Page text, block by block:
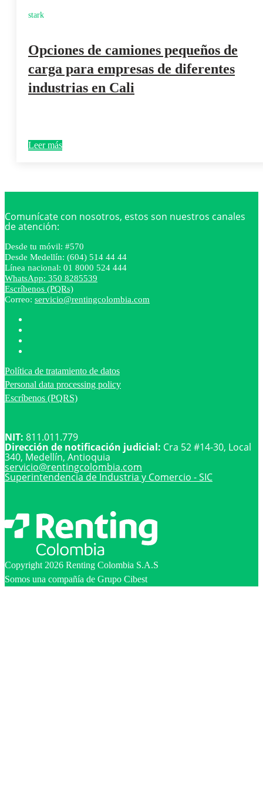
stark
Opciones de camiones pequeños de
carga para empresas de diferentes
industrias en Cali
Leer más
Comunícate con nosotros, estos son nuestros canales
de atención:
Desde tu móvil: #570
Desde Medellín: (604) 514 44 44
Línea nacional: 01 8000 524 444
WhatsApp: 350 8285539
Escríbenos (PQRs)
Correo: servicio@rentingcolombia.com
Política de tratamiento de datos
Personal data processing policy
Escríbenos (PQRS)
NIT: 811.011.779
Dirección de notificación judicial: Cra 52 #14-30, Local
340, Medellín, Antioquia
servicio@rentingcolombia.com
Superintendencia de Industria y Comercio - SIC
Copyright 2026 Renting Colombia S.A.S
Somos una compañía de Grupo Cibest